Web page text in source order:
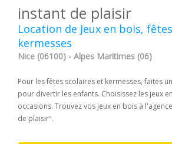
instant de plaisir
Location de Jeux en bois,
kermesses
Nice (06100) - Alpes Maritimes (06)
Pour les fêtes scolaires et kermesses, faites
pour divertir les enfants. Choisissez les jeux
occasions. Trouvez vos jeux en bois à
de plaisir".